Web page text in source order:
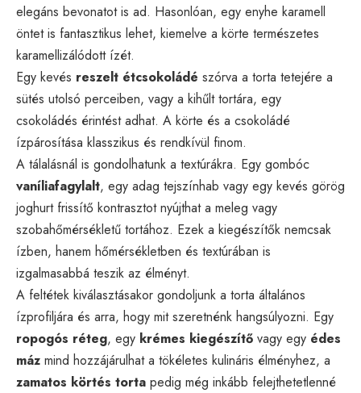
elegáns bevonatot is ad. Hasonlóan, egy enyhe karamell
öntet is fantasztikus lehet, kiemelve a körte természetes
karamellizálódott ízét.
Egy kevés reszelt étcsokoládé szórva a torta tetejére a
sütés utolsó perceiben, vagy a kihűlt tortára, egy
csokoládés érintést adhat. A körte és a csokoládé
ízpárosítása klasszikus és rendkívül finom.
A tálalásnál is gondolhatunk a textúrákra. Egy gombóc
vaníliafagylalt, egy adag tejszínhab vagy egy kevés görög
joghurt frissítő kontrasztot nyújthat a meleg vagy
szobahőmérsékletű tortához. Ezek a kiegészítők nemcsak
ízben, hanem hőmérsékletben és textúrában is
izgalmasabbá teszik az élményt.
A feltétek kiválasztásakor gondoljunk a torta általános
ízprofiljára és arra, hogy mit szeretnénk hangsúlyozni. Egy
ropogós réteg, egy krémes kiegészítő vagy egy édes
máz mind hozzájárulhat a tökéletes kulináris élményhez, a
zamatos körtés torta pedig még inkább felejthetetlenné